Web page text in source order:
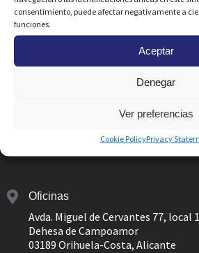
consentimiento, puede afectar negativamente a
funciones.
Aceptar
Denegar
Ver preferencias
Cookie PolicyPrivacy
Consiento el uso de misDatos
recibir una respuesta a esta
Enviar
Oficinas
Avda. Miguel de Cervantes 77, local 1
Dehesa de Campoamor
03189 Orihuela-Costa, Alicante